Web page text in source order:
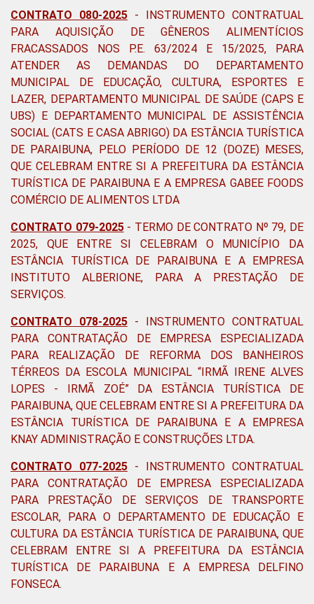
CONTRATO 080-2025 - INSTRUMENTO CONTRATUAL
PARA AQUISIÇÃO DE GÊNEROS ALIMENTÍCIOS
FRACASSADOS NOS P.E. 63/2024 E 15/2025, PARA
ATENDER AS DEMANDAS DO DEPARTAMENTO
MUNICIPAL DE EDUCAÇÃO, CULTURA, ESPORTES E
LAZER, DEPARTAMENTO MUNICIPAL DE SAÚDE (CAPS E
UBS) E DEPARTAMENTO MUNICIPAL DE ASSISTÊNCIA
SOCIAL (CATS E CASA ABRIGO) DA ESTÂNCIA TURÍSTICA
DE PARAIBUNA, PELO PERÍODO DE 12 (DOZE) MESES,
QUE CELEBRAM ENTRE SI A PREFEITURA DA ESTÂNCIA
TURÍSTICA DE PARAIBUNA E A EMPRESA GABEE FOODS
COMÉRCIO DE ALIMENTOS LTDA
CONTRATO 079-2025- TERMO DE CONTRATO Nº 79, DE
2025, QUE ENTRE SI CELEBRAM O MUNICÍPIO DA
ESTÂNCIA TURÍSTICA DE PARAIBUNA E A EMPRESA
INSTITUTO ALBERIONE, PARA A PRESTAÇÃO DE
SERVIÇOS.
CONTRATO 078-2025 - INSTRUMENTO CONTRATUAL
PARA CONTRATAÇÃO DE EMPRESA ESPECIALIZADA
PARA REALIZAÇÃO DE REFORMA DOS BANHEIROS
TÉRREOS DA ESCOLA MUNICIPAL “IRMÃ IRENE ALVES
LOPES - IRMÃ ZOÉ” DA ESTÂNCIA TURÍSTICA DE
PARAIBUNA, QUE CELEBRAM ENTRE SI A PREFEITURA DA
ESTÂNCIA TURÍSTICA DE PARAIBUNA E A EMPRESA
KNAY ADMINISTRAÇÃO E CONSTRUÇÕES LTDA.
CONTRATO 077-2025 - INSTRUMENTO CONTRATUAL
PARA CONTRATAÇÃO DE EMPRESA ESPECIALIZADA
PARA PRESTAÇÃO DE SERVIÇOS DE TRANSPORTE
ESCOLAR, PARA O DEPARTAMENTO DE EDUCAÇÃO E
CULTURA DA ESTÂNCIA TURÍSTICA DE PARAIBUNA, QUE
CELEBRAM ENTRE SI A PREFEITURA DA ESTÂNCIA
TURÍSTICA DE PARAIBUNA E A EMPRESA DELFINO
FONSECA.